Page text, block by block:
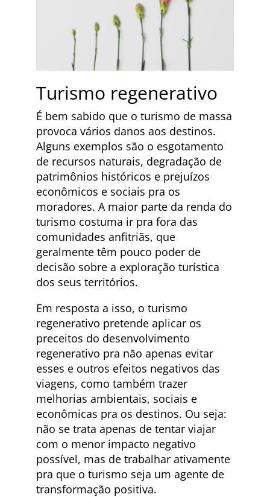
Turismo regenerativo
É bem sabido que o turismo de massa
provoca vários danos aos destinos.
Alguns exemplos são o esgotamento
de recursos naturais, degradação de
patrimônios históricos e prejuízos
econômicos e sociais pra os
moradores. A maior parte da renda do
turismo costuma ir pra fora das
comunidades anfitriãs, que
geralmente têm pouco poder de
decisão sobre a exploração turística
dos seus territórios.
Em resposta a isso, o turismo
regenerativo pretende aplicar os
preceitos do desenvolvimento
regenerativo pra não apenas evitar
esses e outros efeitos negativos das
viagens, como também trazer
melhorias ambientais, sociais e
econômicas pra os destinos. Ou seja:
não se trata apenas de tentar viajar
com o menor impacto negativo
possível, mas de trabalhar ativamente
pra que o turismo seja um agente de
transformação positiva.